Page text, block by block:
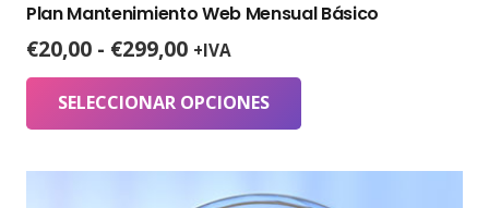
Plan Mantenimiento Web Mensual Básico
€20,00 - €299,00Rango
de
precios:
desde
hasta
+IVA
SELECCIONAR OPCIONES
múltiples
variantes.